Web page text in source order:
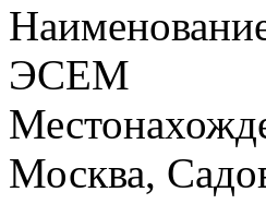
ЭСЕМ
Москва,